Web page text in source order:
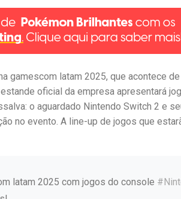
gamescom latam 2025, que acontece
oficial da empresa apresentará
o aguardado Nintendo Switch 2 e
no evento. A line-up de jogos que
latam 2025 com jogos do console